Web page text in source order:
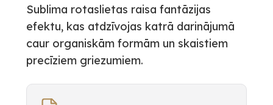
Sublima rotaslietas raisa fantāzijas
efektu, kas atdzīvojas katrā darinājumā
caur organiskām formām un skaistiem
precīziem griezumiem.